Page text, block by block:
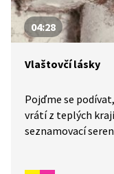
04:28
Vlaštovčí lásky
Pojďme se
vrátí z teplých
seznamovací